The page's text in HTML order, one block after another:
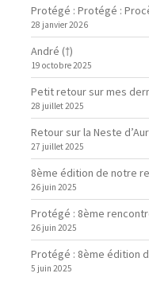
Protégé : Protégé :
28 janvier 2026
André (†)
19 octobre 2025
Petit retour sur mes
28 juillet 2025
Retour sur la Neste
27 juillet 2025
8ème édition de notre
26 juin 2025
Protégé : 8ème
26 juin 2025
Protégé : 8ème édition
5 juin 2025